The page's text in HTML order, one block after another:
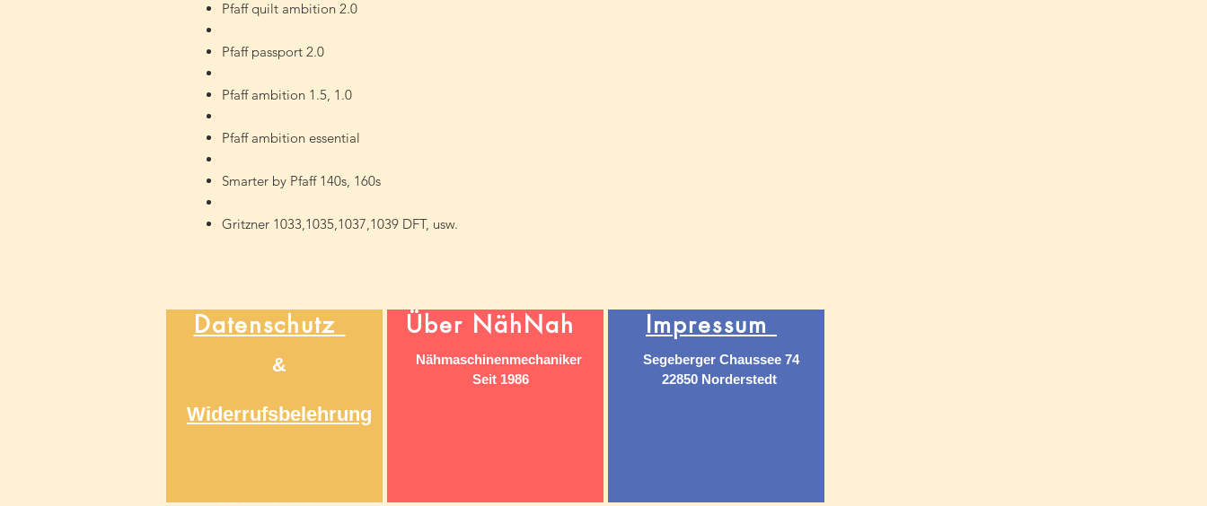
Pfaff quilt ambition 2.0
Pfaff passport 2.0
Pfaff ambition 1.5, 1.0
Pfaff ambition essential
Smarter by Pfaff 140s, 160s
Gritzner 1033,1035,1037,1039 DFT, usw.
Datenschutz
&
Widerrufsbelehrung
Über NähNah
Nähmaschinenmechaniker
Seit 1986
Impressum
Segeberger Chaussee 74
22850 Norderstedt